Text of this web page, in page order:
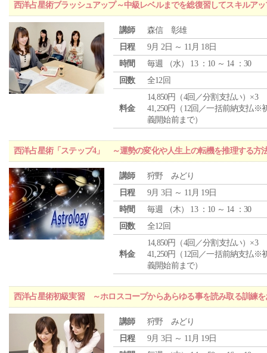
西洋占星術ブラッシュアップ～中級レベルまでを総復習してスキルア
講師
森信 彰雄
日程
9月 2日 ～ 11月 18日
時間
毎週 （水） 13 ：10 ～ 14 ：30
回数
全12回
料金
14,850円（4回／分割支払い）×3
41,250円（12回／一括前納支払※
義開始前まで）
西洋占星術「ステップ4」 ～運勢の変化や人生上の転機を推理する方
講師
狩野 みどり
日程
9月 3日 ～ 11月 19日
時間
毎週 （木） 13 ：10 ～ 14 ：30
回数
全12回
料金
14,850円（4回／分割支払い）×3
41,250円（12回／一括前納支払※
義開始前まで）
西洋占星術初級実習 ～ホロスコープからあらゆる事を読み取る訓練を
講師
狩野 みどり
日程
9月 3日 ～ 11月 19日